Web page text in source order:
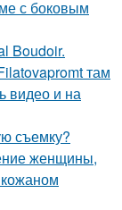
с боковым
Boudoir.
там
видео и на
съемку?
женщины,